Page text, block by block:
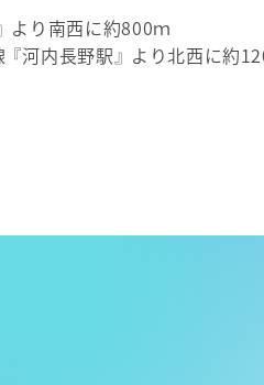
より南西に約800ｍ
『河内長野駅』 より北西に約